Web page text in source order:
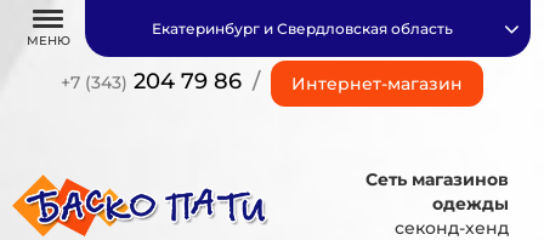
МЕНЮ
+7 (343) 204 79 86 / Интернет-магазин
Екатеринбург и Свердловская область
Сеть магазинов
одежды
секонд-хенд